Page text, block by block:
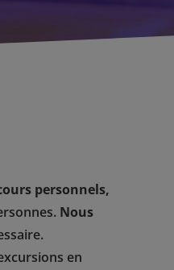
personnels,
Nous
en